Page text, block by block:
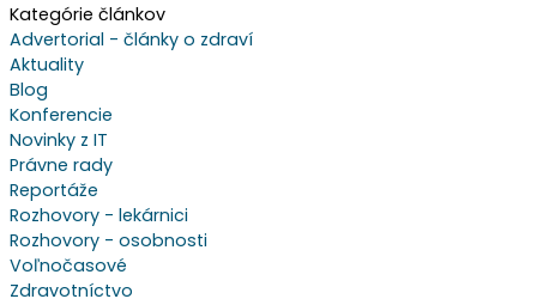
Kategórie článkov
Advertorial - články o zdraví
Aktuality
Blog
Konferencie
Novinky z IT
Právne rady
Reportáže
Rozhovory - lekárnici
Rozhovory - osobnosti
Voľnočasové
Zdravotníctvo